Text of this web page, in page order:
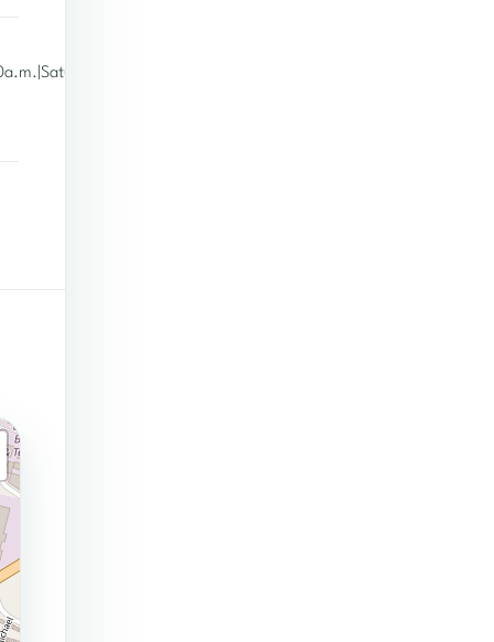
1:30a.m.|Sunday:12p.m.-12a.m.